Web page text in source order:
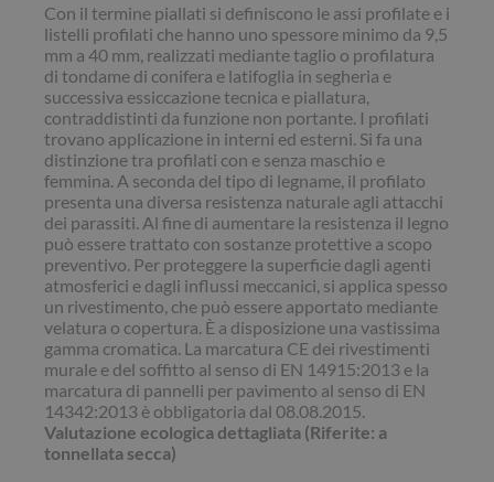
Con il termine piallati si definiscono le assi profilate e i
listelli profilati che hanno uno spessore minimo da 9,5
mm a 40 mm, realizzati mediante taglio o profilatura
di tondame di conifera e latifoglia in segheria e
successiva essiccazione tecnica e piallatura,
contraddistinti da funzione non portante. I profilati
trovano applicazione in interni ed esterni. Si fa una
distinzione tra profilati con e senza maschio e
femmina. A seconda del tipo di legname, il profilato
presenta una diversa resistenza naturale agli attacchi
dei parassiti. Al fine di aumentare la resistenza il legno
può essere trattato con sostanze protettive a scopo
preventivo. Per proteggere la superficie dagli agenti
atmosferici e dagli influssi meccanici, si applica spesso
un rivestimento, che può essere apportato mediante
velatura o copertura. È a disposizione una vastissima
gamma cromatica. La marcatura CE dei rivestimenti
murale e del soffitto al senso di EN 14915:2013 e la
marcatura di pannelli per pavimento al senso di EN
14342:2013 è obbligatoria dal 08.08.2015.
Valutazione ecologica dettagliata (Riferite: a
tonnellata secca)